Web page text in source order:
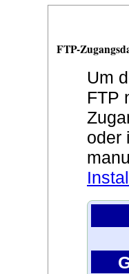
FTP-
Um
FTP
oder